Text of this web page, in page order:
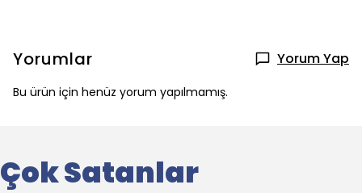
Yorumlar Yorum Yap
Bu ürün için henüz yorum yapılmamış.
Çok Satanlar